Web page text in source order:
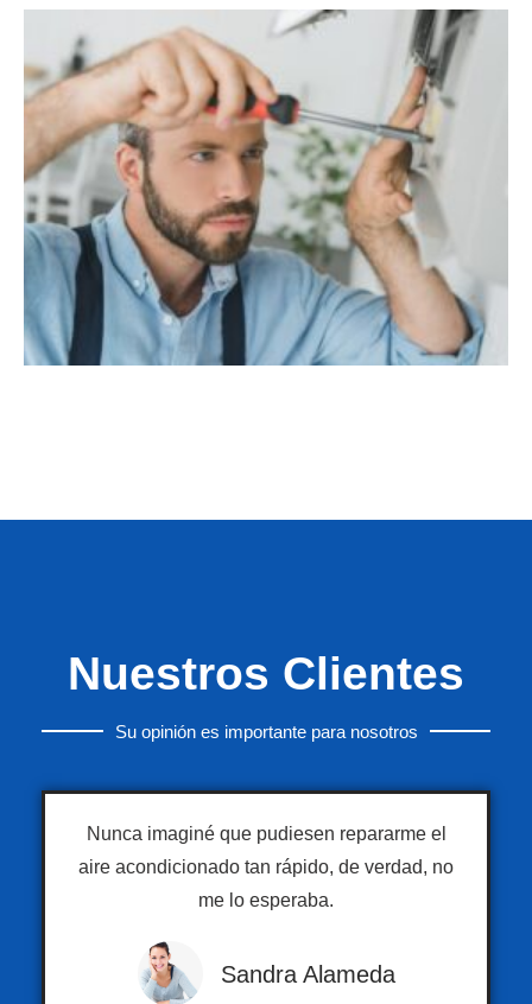
Nuestros Clientes
Su opinión es importante para nosotros
Nunca imaginé que pudiesen repararme el
aire acondicionado tan rápido, de verdad, no
me lo esperaba.
Sandra Alameda